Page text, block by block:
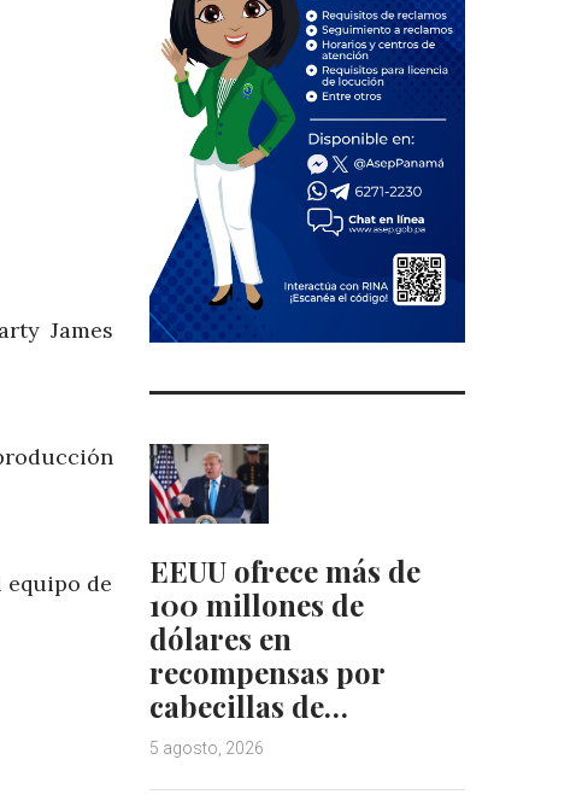
James
equipo de
EEUU ofrece más de
100 millones de
dólares en
recompensas por
cabecillas de…
5 agosto, 2026